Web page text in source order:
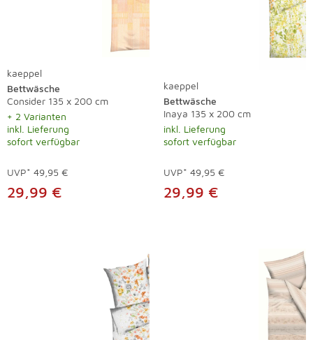
kaeppel
Bettwäsche
Consider 135 x 200 cm
+ 2 Varianten
inkl. Lieferung
sofort verfügbar
UVP* 49,95 €
29,99 €
kaeppel
Bettwäsche
Inaya 135 x 200 cm
inkl. Lieferung
sofort verfügbar
UVP* 49,95 €
29,99 €